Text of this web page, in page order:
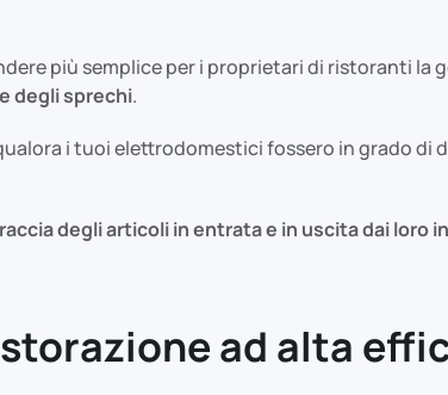
più semplice per i proprietari di ristoranti
degli sprechi.
i tuoi elettrodomestici fossero in grado di
degli articoli in entrata e in uscita dai loro
ad alta